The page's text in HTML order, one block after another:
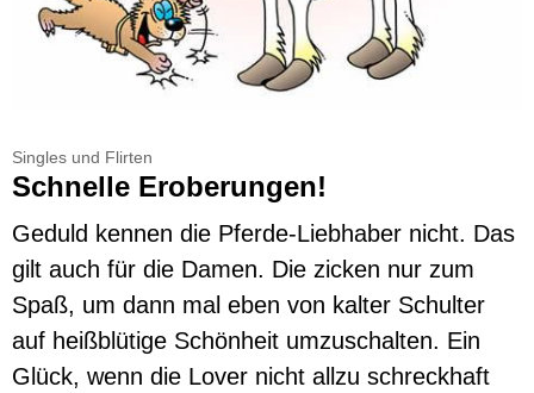
Singles und Flirten
Schnelle Eroberungen!
Geduld kennen die Pferde-Liebhaber nicht. Das
gilt auch für die Damen. Die zicken nur zum
Spaß, um dann mal eben von kalter Schulter
auf heißblütige Schönheit umzuschalten. Ein
Glück, wenn die Lover nicht allzu schreckhaft